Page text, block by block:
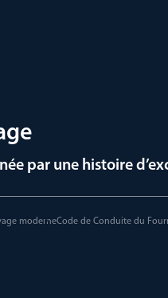
par une histoire
moderneCode de Conduite du